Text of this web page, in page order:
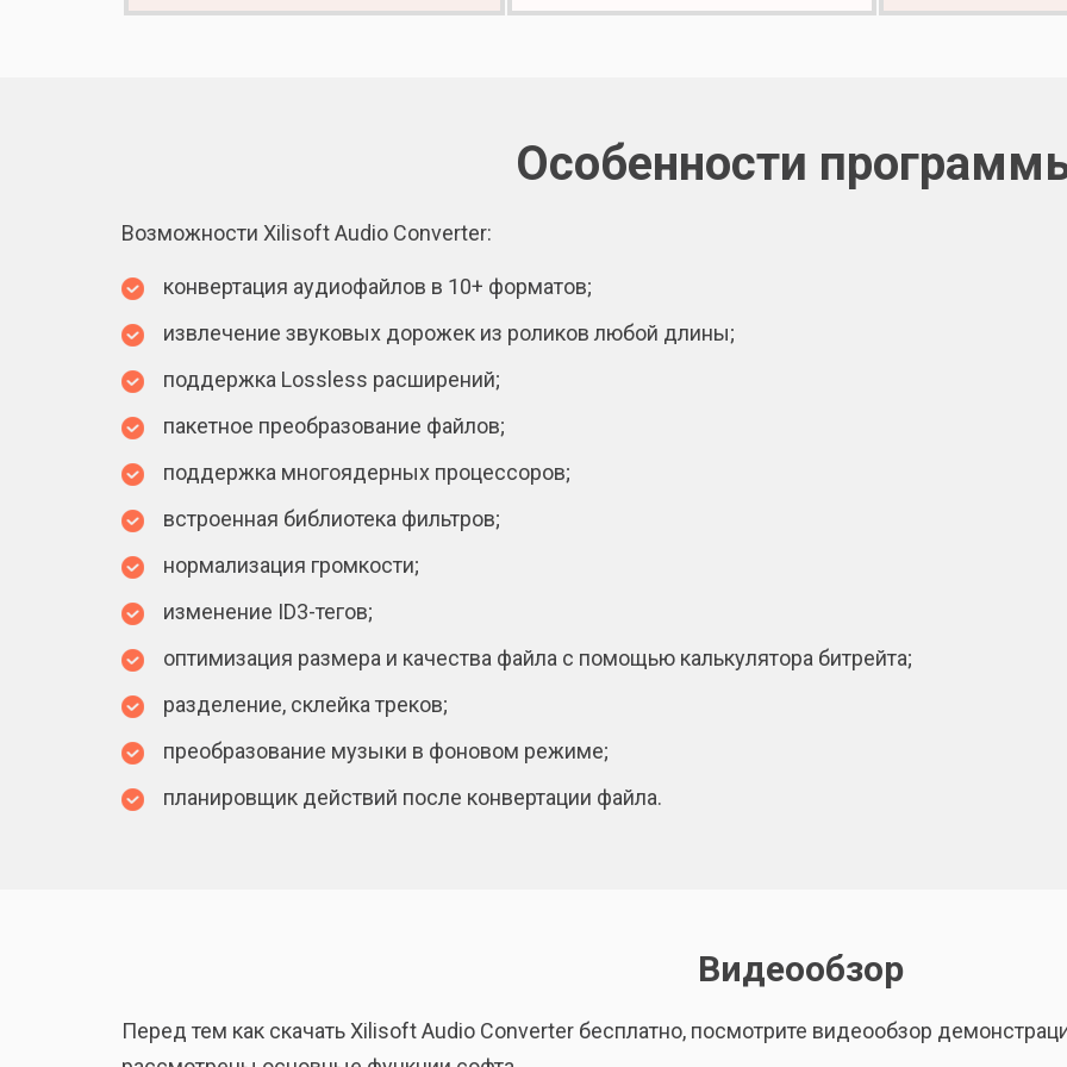
Особенности
Возможности Xilisoft Audio Converter:
конвертация аудиофайлов в 10+ форматов;
извлечение звуковых дорожек из роликов любой длины;
поддержка Lossless расширений;
пакетное преобразование файлов;
поддержка многоядерных процессоров;
встроенная библиотека фильтров;
нормализация громкости;
изменение ID3-тегов;
оптимизация размера и качества файла с помощью калькулятора битрейта;
разделение, склейка треков;
преобразование музыки в фоновом режиме;
планировщик действий после конвертации файла.
Видеообзор
Перед тем как скачать Xilisoft Audio Converter бесплатно, посмотрите видеообзор